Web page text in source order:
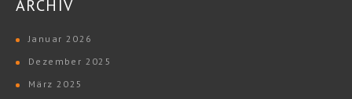
ARCHIV
Januar 2026
Dezember 2025
März 2025